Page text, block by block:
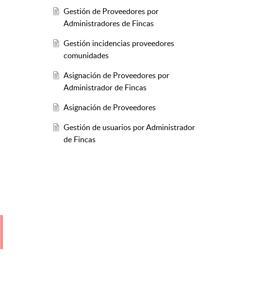
Gestión de Proveedores por
Administradores de Fincas
Gestión incidencias proveedores
comunidades
Asignación de Proveedores por
Administrador de Fincas
Asignación de Proveedores
Gestión de usuarios por Administrador
de Fincas